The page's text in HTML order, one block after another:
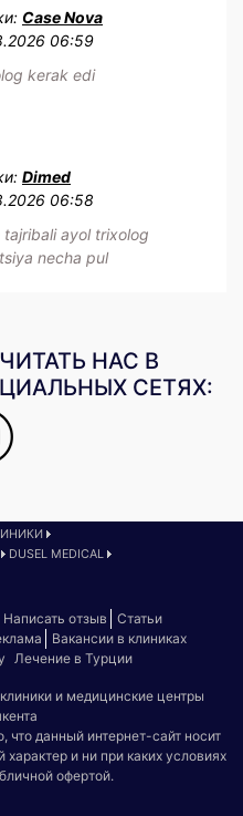
Case Nova
06:59
kerak edi
Dimed
06:58
tajribali ayol trixolog
necha pul
НАС В
СЕТЯХ:
DUSEL MEDICAL
Написать отзыв
Статьи
Вакансии в клиниках
Лечение в Турции
и медицинские центры
данный интернет-сайт носит
и ни при каких условиях
офертой.